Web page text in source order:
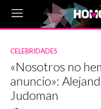
CELEBRIDADES
«Nosotros no
anuncio»:
Judoman